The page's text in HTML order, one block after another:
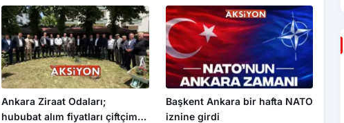
Ankara Ziraat Odaları;
hububat alım fiyatları çiftçimizi
Başkent Ankara bir hafta NATO
iznine girdi